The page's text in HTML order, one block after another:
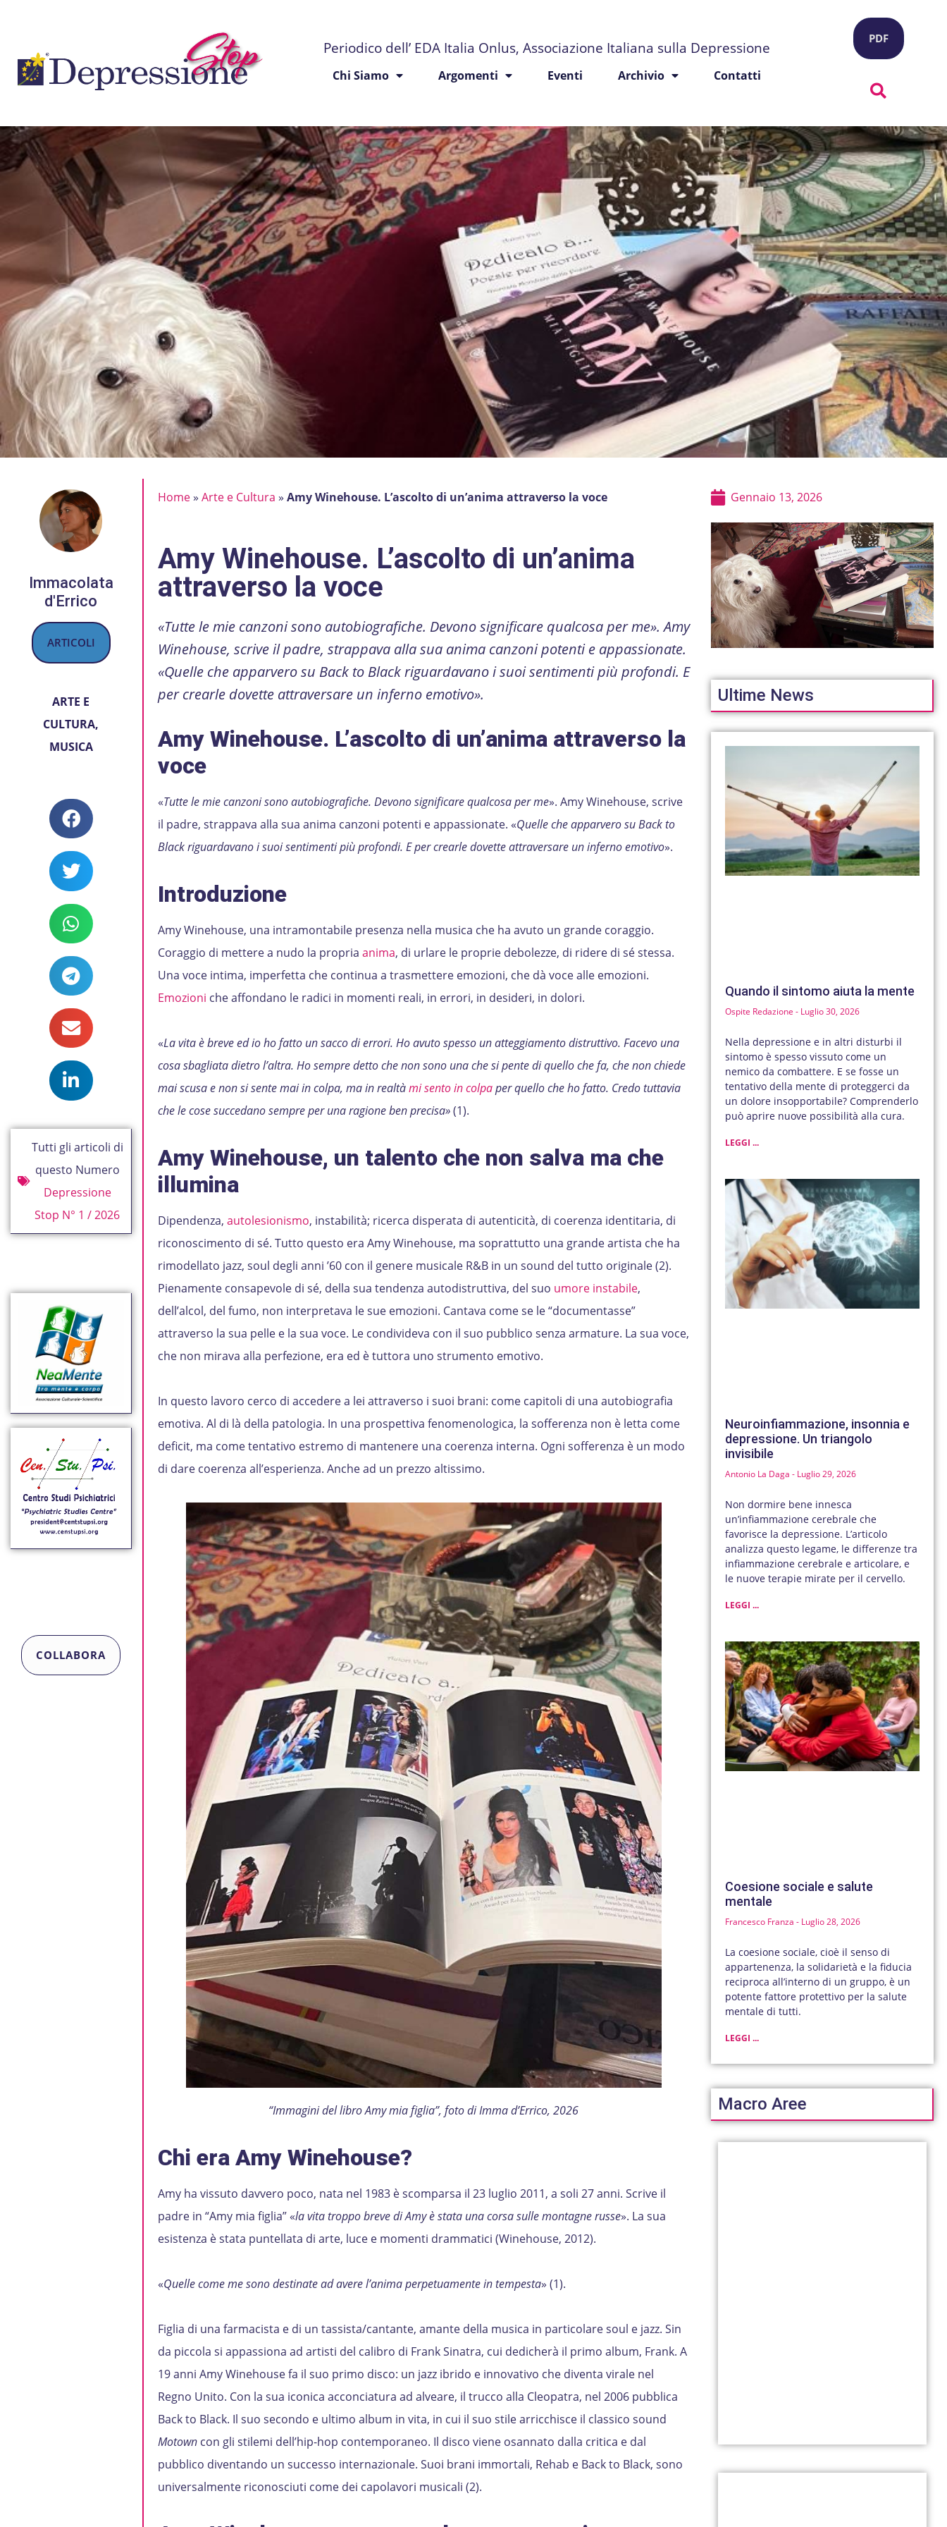
Periodico dell’ EDA Italia Onlus, Associazione Italiana sulla Depressione
Chi Siamo Argomenti Eventi Archivio Contatti
PDF
Immacolata
d'Errico
ARTICOLI
ARTE E
CULTURA,
MUSICA
Tutti gli articoli di
questo Numero
Depressione
Stop N° 1 / 2026
COLLABORA
Home» Arte e Cultura » Amy Winehouse. L’ascolto di un’anima attraverso la voce
Amy Winehouse. L’ascolto di un’anima
attraverso la voce
«Tutte le mie canzoni sono autobiografiche. Devono significare qualcosa per me». Amy
Winehouse, scrive il padre, strappava alla sua anima canzoni potenti e appassionate.
«Quelle che apparvero su Back to Black riguardavano i suoi sentimenti più profondi. E
per crearle dovette attraversare un inferno emotivo».
Amy Winehouse. L’ascolto di un’anima attraverso la
voce
«Tutte le mie canzoni sono autobiografiche. Devono significare qualcosa per me». Amy Winehouse, scrive
il padre, strappava alla sua anima canzoni potenti e appassionate. «Quelle che apparvero su Back to
Black riguardavano i suoi sentimenti più profondi. E per crearle dovette attraversare un inferno emotivo».
Introduzione
Amy Winehouse, una intramontabile presenza nella musica che ha avuto un grande coraggio.
Coraggio di mettere a nudo la propria anima, di urlare le proprie debolezze, di ridere di sé stessa.
Una voce intima, imperfetta che continua a trasmettere emozioni, che dà voce alle emozioni.
Emozioni che affondano le radici in momenti reali, in errori, in desideri, in dolori.
«La vita è breve ed io ho fatto un sacco di errori. Ho avuto spesso un atteggiamento distruttivo. Facevo una
cosa sbagliata dietro l’altra. Ho sempre detto che non sono una che si pente di quello che fa, che non chiede
mai scusa e non si sente mai in colpa, ma in realtàmi sento in colpaper quello che ho fatto. Credo tuttavia
che le cose succedano sempre per una ragione ben precisa»(1).
Amy Winehouse, un talento che non salva ma che
illumina
Dipendenza, autolesionismo, instabilità; ricerca disperata di autenticità, di coerenza identitaria, di
riconoscimento di sé. Tutto questo era Amy Winehouse, ma soprattutto una grande artista che ha
rimodellato jazz, soul degli anni ’60 con il genere musicale R&B in un sound del tutto originale (2).
Pienamente consapevole di sé, della sua tendenza autodistruttiva, del suo umore instabile,
dell’alcol, del fumo, non interpretava le sue emozioni. Cantava come se le “documentasse”
attraverso la sua pelle e la sua voce. Le condivideva con il suo pubblico senza armature. La sua voce,
che non mirava alla perfezione, era ed è tuttora uno strumento emotivo.
In questo lavoro cerco di accedere a lei attraverso i suoi brani: come capitoli di una autobiografia
emotiva. Al di là della patologia. In una prospettiva fenomenologica, la sofferenza non è letta come
deficit, ma come tentativo estremo di mantenere una coerenza interna. Ogni sofferenza è un modo
di dare coerenza all’esperienza. Anche ad un prezzo altissimo.
“Immagini del libro Amy mia figlia”, foto di Imma d’Errico, 2026
Chi era Amy Winehouse?
Amy ha vissuto davvero poco, nata nel 1983 è scomparsa il 23 luglio 2011, a soli 27 anni. Scrive il
padre in “Amy mia figlia” «la vita troppo breve di Amy è stata una corsa sulle montagne russe». La sua
esistenza è stata puntellata di arte, luce e momenti drammatici (Winehouse, 2012).
«Quelle come me sono destinate ad avere l’anima perpetuamente in tempesta» (1).
Figlia di una farmacista e di un tassista/cantante, amante della musica in particolare soul e jazz. Sin
da piccola si appassiona ad artisti del calibro di Frank Sinatra, cui dedicherà il primo album, Frank. A
19 anni Amy Winehouse fa il suo primo disco: un jazz ibrido e innovativo che diventa virale nel
Regno Unito. Con la sua iconica acconciatura ad alveare, il trucco alla Cleopatra, nel 2006 pubblica
Back to Black. Il suo secondo e ultimo album in vita, in cui il suo stile arricchisce il classico sound
Motown con gli stilemi dell’hip-hop contemporaneo. Il disco viene osannato dalla critica e dal
pubblico diventando un successo internazionale. Suoi brani immortali, Rehab e Back to Black, sono
universalmente riconosciuti come dei capolavori musicali (2).
Gennaio 13, 2026
Ultime News
Quando il sintomo aiuta la mente
Ospite Redazione Luglio 30, 2026
Nella depressione e in altri disturbi il
sintomo è spesso vissuto come un
nemico da combattere. E se fosse un
tentativo della mente di proteggerci da
un dolore insopportabile? Comprenderlo
può aprire nuove possibilità alla cura.
LEGGI ...
Neuroinfiammazione, insonnia e
depressione. Un triangolo
invisibile
Antonio La Daga Luglio 29, 2026
Non dormire bene innesca
un’infiammazione cerebrale che
favorisce la depressione. L’articolo
analizza questo legame, le differenze tra
infiammazione cerebrale e articolare, e
le nuove terapie mirate per il cervello.
LEGGI ...
Coesione sociale e salute
mentale
Francesco Franza Luglio 28, 2026
La coesione sociale, cioè il senso di
appartenenza, la solidarietà e la fiducia
reciproca all’interno di un gruppo, è un
potente fattore protettivo per la salute
mentale di tutti.
LEGGI ...
Macro Aree